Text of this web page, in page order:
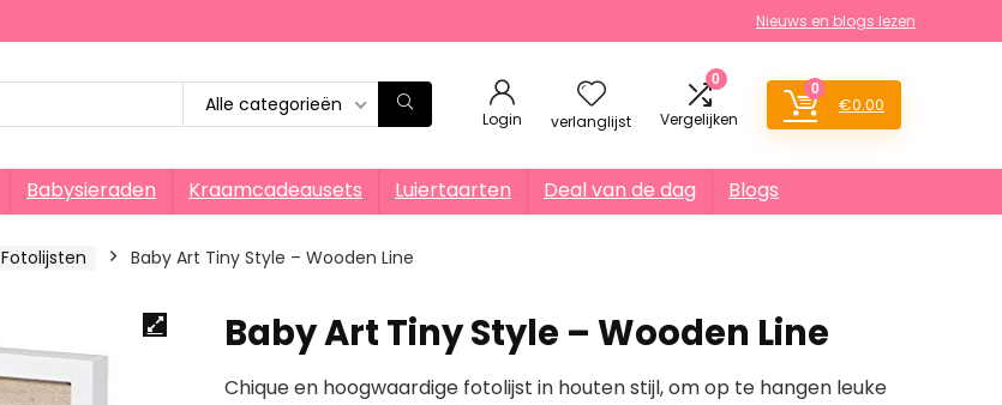
Nieuws en blogs lezen
Alle categorieën
Login verlanglijst
0
Vergelijken
0
€0.00
Babysieraden Kraamcadeausets Luiertaarten Deal van de dag Blogs
Fotolijsten Baby Art Tiny Style – Wooden Line
Baby Art Tiny Style – Wooden Line
Chique en hoogwaardige fotolijst in houten stijl, om op te hangen leuke